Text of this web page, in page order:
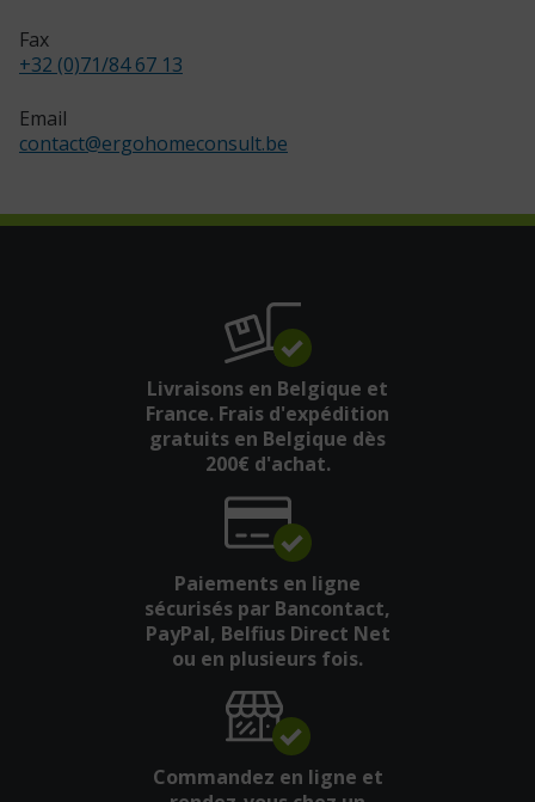
Fax
+32 (0)71/84 67 13
Email
contact@ergohomeconsult.be
Livraisons en Belgique et
France. Frais d'expédition
gratuits en Belgique dès
200€ d'achat.
Paiements en ligne
sécurisés par Bancontact,
PayPal, Belfius Direct Net
ou en plusieurs fois.
Commandez en ligne et